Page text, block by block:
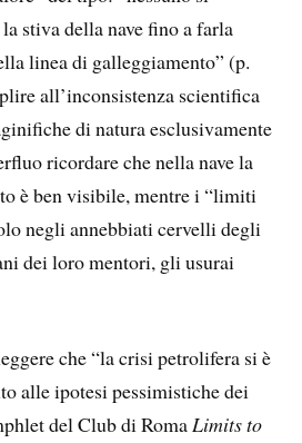
stiva della nave fino a farla
linea di galleggiamento” (p.
all’inconsistenza scientifica
di natura esclusivamente
ricordare che nella nave la
è ben visibile, mentre i “limiti
negli annebbiati cervelli degli
dei loro mentori, gli usurai
che “la crisi petrolifera si è
alle ipotesi pessimistiche dei
del Club di RomaLimits to